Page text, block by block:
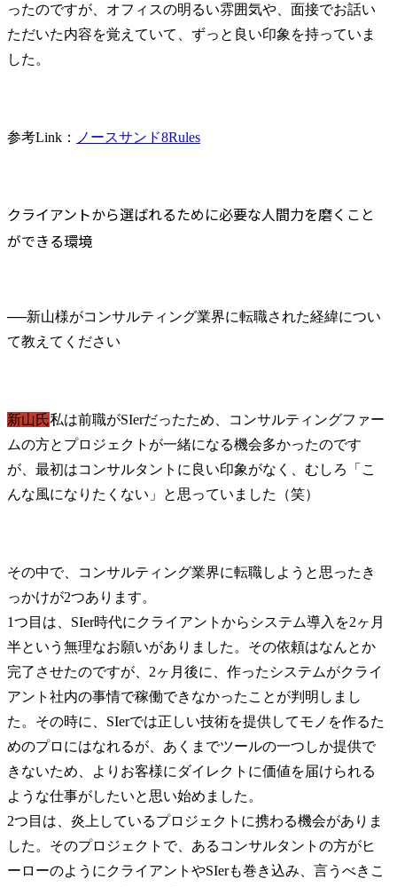
ったのですが、オフィスの明るい雰囲気や、面接でお話い
ただいた内容を覚えていて、ずっと良い印象を持っていま
した。
参考Link： ノースサンド8Rules
クライアントから選ばれるために必要な人間力を磨くこと
ができる環境
──新山様がコンサルティング業界に転職された経緯につい
新山氏私は前職がSIerだったため、コンサルティングファー
ムの方とプロジェクトが一緒になる機会多かったのです
が、最初はコンサルタントに良い印象がなく、むしろ「こ
んな風になりたくない」と思っていました（笑）
その中で、コンサルティング業界に転職しようと思ったき
っかけが2つあります。
1つ目は、SIer時代にクライアントからシステム導入を2ヶ月
半という無理なお願いがありました。その依頼はなんとか
完了させたのですが、2ヶ月後に、作ったシステムがクライ
アント社内の事情で稼働できなかったことが判明しまし
た。その時に、SIerでは正しい技術を提供してモノを作るた
めのプロにはなれるが、あくまでツールの一つしか提供で
きないため、よりお客様にダイレクトに価値を届けられる
ような仕事がしたいと思い始めました。
2つ目は、炎上しているプロジェクトに携わる機会がありま
した。そのプロジェクトで、あるコンサルタントの方がヒ
ーローのようにクライアントやSIerも巻き込み、言うべきこ